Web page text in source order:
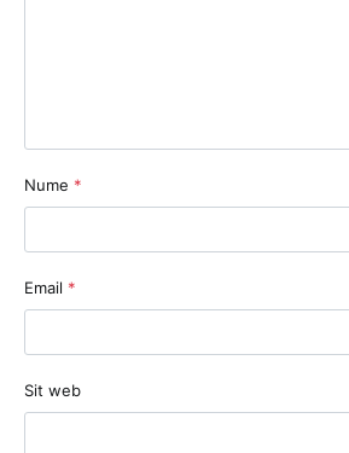
Nume *
Email *
Sit web